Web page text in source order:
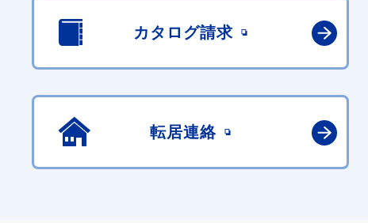
カタログ請求
転居連絡